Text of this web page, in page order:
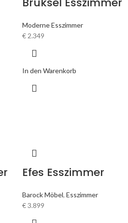
Moderne Esszimmer
€2.349
In den Warenkorb
Efes Esszimmer
Barock Möbel, Esszimmer
€3.899